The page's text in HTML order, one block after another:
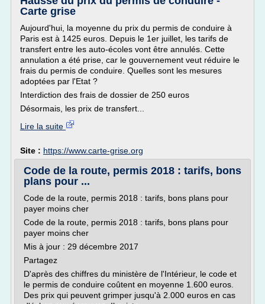
Carte grise
Aujourd'hui, la moyenne du prix du permis de conduire à
Paris est à 1425 euros. Depuis le 1er juillet, les tarifs de
transfert entre les auto-écoles vont être annulés. Cette
annulation a été prise, car le gouvernement veut réduire le
frais du permis de conduire. Quelles sont les mesures
adoptées par l'Etat ?
Interdiction des frais de dossier de 250 euros
Désormais, les prix de transfert...
Lire la suite
Site : https://www.carte-grise.org
Code de la route, permis 2018 : tarifs, bons
plans pour ...
Code de la route, permis 2018 : tarifs, bons plans pour
payer moins cher
Code de la route, permis 2018 : tarifs, bons plans pour
payer moins cher
Mis à jour : 29 décembre 2017
Partagez
D'après des chiffres du ministère de l'Intérieur, le code et
le permis de conduire coûtent en moyenne 1.600 euros.
Des prix qui peuvent grimper jusqu'à 2.000 euros en cas